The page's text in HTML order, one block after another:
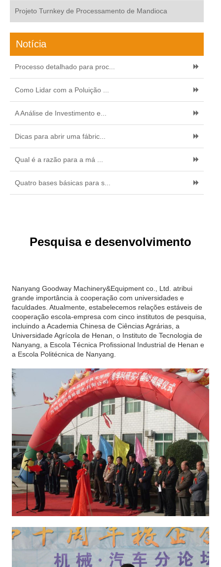
Projeto Turnkey de Processamento de Mandioca
Notícia
Processo detalhado para proc...
Como Lidar com a Poluição ...
A Análise de Investimento e...
Dicas para abrir uma fábric...
Qual é a razão para a má ...
Quatro bases básicas para s...
Pesquisa e desenvolvimento
Nanyang Goodway Machinery&Equipment co., Ltd. atribui
grande importância à cooperação com universidades e
faculdades. Atualmente, estabelecemos relações estáveis de
cooperação escola-empresa com cinco institutos de pesquisa,
incluindo a Academia Chinesa de Ciências Agrárias, a
Universidade Agrícola de Henan, o Instituto de Tecnologia de
Nanyang, a Escola Técnica Profissional Industrial de Henan e
a Escola Politécnica de Nanyang.